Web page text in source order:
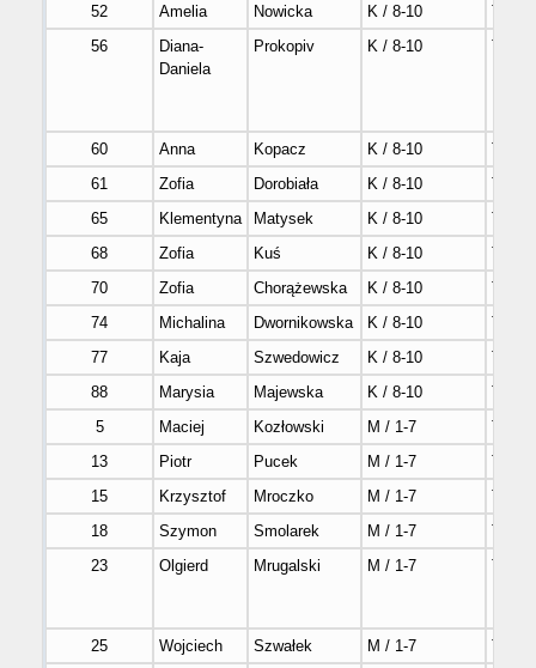
52
Amelia Nowicka K / 8-10
Tak
56
Diana-
Daniela
Prokopiv K / 8-10 Tak
60 Anna Kopacz K / 8-10
Tak
61
Zofia Dorobiała K / 8-10
Tak
65
Klementyna Matysek K / 8-10
Tak
68
Zofia Kuś K / 8-10
Tak
70
Zofia Chorążewska K / 8-10
Tak
74
Michalina Dwornikowska K / 8-10
Tak
77
Kaja Szwedowicz K / 8-10
Tak
88
Marysia Majewska K / 8-10
Tak
5
Maciej Kozłowski M / 1-7
Tak
13
Piotr Pucek M / 1-7
Tak
15
Krzysztof Mroczko M / 1-7
Tak
18
Szymon Smolarek M / 1-7
Tak
23
Olgierd Mrugalski M / 1-7 Tak
25 Wojciech Szwałek M / 1-7
Tak